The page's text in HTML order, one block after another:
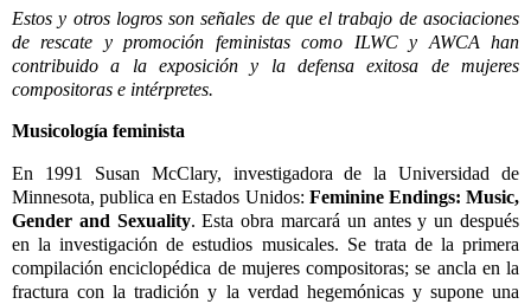
Estos y otros logros son señales de que el trabajo de asociaciones
de rescate y promoción feministas como ILWC y AWCA han
contribuido a la exposición y la defensa exitosa de mujeres
compositoras e intérpretes.
Musicología feminista
En 1991 Susan McClary, investigadora de la Universidad de
Minnesota, publica en Estados Unidos: Feminine Endings: Music,
Gender and Sexuality. Esta obra marcará un antes y un después
en la investigación de estudios musicales. Se trata de la primera
compilación enciclopédica de mujeres compositoras; se ancla en la
fractura con la tradición y la verdad hegemónicas y supone una